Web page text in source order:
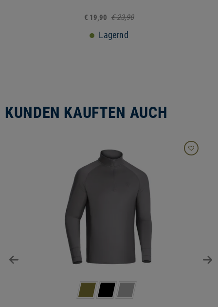
€ 19,90 € 23,90
Lagernd
KUNDEN KAUFTEN AUCH